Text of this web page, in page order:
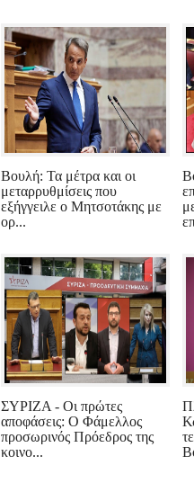
Βουλή: Τα μέτρα και οι
μεταρρυθμίσεις που
εξήγγειλε ο Μητσοτάκης με
ορ...
ΣΥΡΙΖΑ - Οι πρώτες
αποφάσεις: Ο Φάμελλος
προσωρινός Πρόεδρος της
κοινο...